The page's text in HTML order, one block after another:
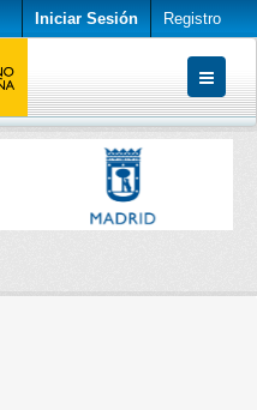
Iniciar Sesión Registro